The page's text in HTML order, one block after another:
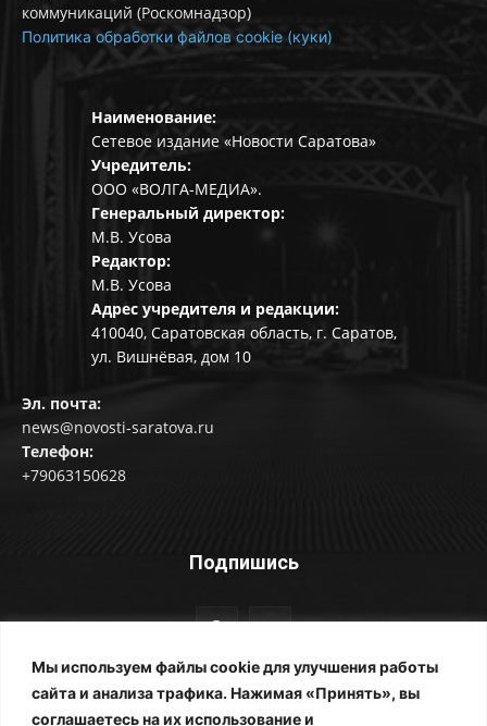
Мы используем файлы cookie для улучшения работы
сайта и анализа трафика. Нажимая «Принять», вы
соглашаетесь на их использование и
коммуникаций (Роскомнадзор)
Политика обработки файлов cookie (куки)
Наименование:
Сетевое издание «Новости Саратова»
Учредитель:
ООО «ВОЛГА-МЕДИА».
Генеральный директор:
М.В. Усова
Редактор:
М.В. Усова
Адрес учредителя и редакции:
410040, Саратовская область, г. Саратов,
ул. Вишнёвая, дом 10
Эл. почта:
news@novosti-saratova.ru
Телефон:
+79063150628
Подпишись